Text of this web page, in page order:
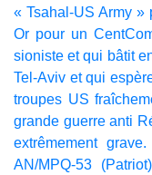
« Tsahal-US Army »
Or pour un
sioniste et qui bâtit
Tel-Aviv et qui
troupes US
grande guerre anti
extrêmement
AN/MPQ-53